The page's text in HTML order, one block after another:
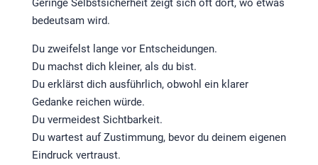
Geringe Selbstsicherheit zeigt sich oft dort, wo etwas
bedeutsam wird.
Du zweifelst lange vor Entscheidungen.
Du machst dich kleiner, als du bist.
Du erklärst dich ausführlich, obwohl ein klarer
Gedanke reichen würde.
Du vermeidest Sichtbarkeit.
Du wartest auf Zustimmung, bevor du deinem eigenen
Eindruck vertraust.